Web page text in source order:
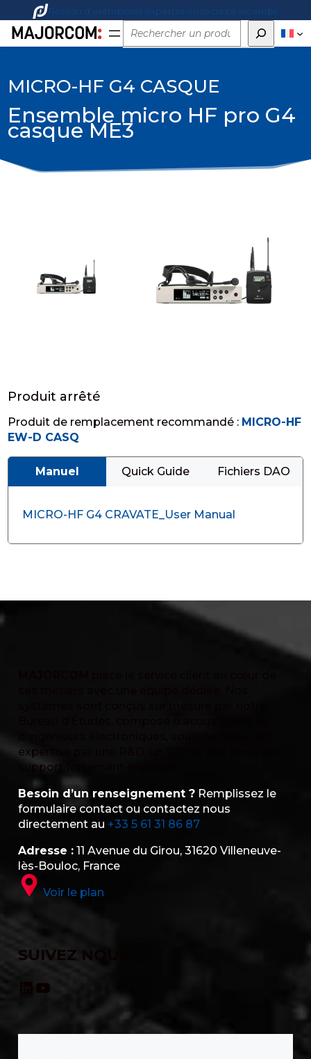
Réseau d’entreprises expertes en sécurité incendie
Rechercher
MICRO-HF G4 CASQUE
Ensemble micro HF pro G4
casque ME3
Produit arrêté
Produit de remplacement recommandé : MICRO-HF
EW-D CASQ
Manuel Quick Guide Fichiers DAO
MICRO-HF G4 CRAVATE_User Manual
expertise par une R&D, un SAV et des fonctions
support fortement impliqués.
Besoin d’un renseignement ? Remplissez le
formulaire contact ou contactez nous
directement au +33 5 61 31 86 87
Adresse : 11 Avenue du Girou, 31620 Villeneuve-
lès-Bouloc, France
Voir le plan
SUIVEZ NOUS
YouTube